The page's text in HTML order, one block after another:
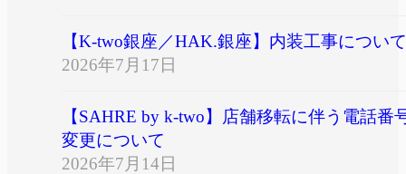
【K-two銀座／HAK.銀座】内装工事について
2026年7月17日
【SAHRE by k-two】店舗移転に伴う電話番
変更について
2026年7月14日